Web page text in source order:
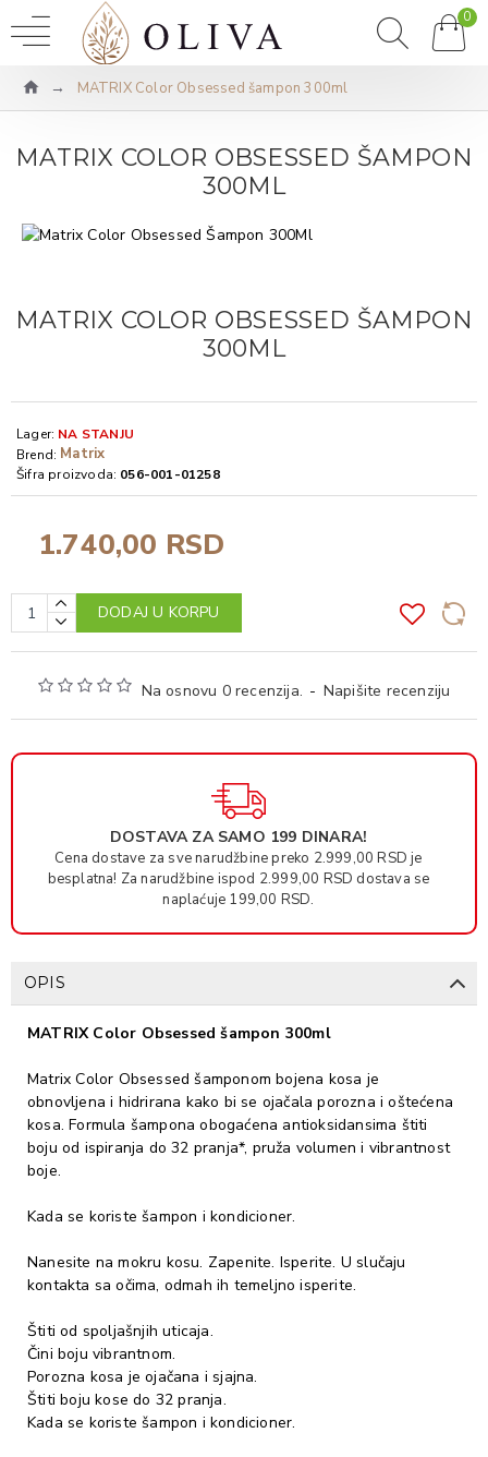
0
MATRIX Color Obsessed šampon 300ml
MATRIX COLOR OBSESSED ŠAMPON
300ML
MATRIX COLOR OBSESSED ŠAMPON
300ML
Na osnovu 0 recenzija. - Napišite recenziju
1.740,00 RSD
Lager: NA STANJU
Brend: Matrix
Šifra proizvoda: 056-001-01258
DODAJ U KORPU
DOSTAVA ZA SAMO 199 DINARA!
Cena dostave za sve narudžbine preko 2.999,00 RSD je
besplatna! Za narudžbine ispod 2.999,00 RSD dostava se
naplaćuje 199,00 RSD.
OPIS
MATRIX Color Obsessed šampon 300ml
Matrix Color Obsessed šamponom bojena kosa je
obnovljena i hidrirana kako bi se ojačala porozna i oštećena
kosa. Formula šampona obogaćena antioksidansima štiti
boju od ispiranja do 32 pranja*, pruža volumen i vibrantnost
boje.
Kada se koriste šampon i kondicioner.
Nanesite na mokru kosu. Zapenite. Isperite. U slučaju
kontakta sa očima, odmah ih temeljno isperite.
Štiti od spoljašnjih uticaja.
Čini boju vibrantnom.
Porozna kosa je ojačana i sjajna.
Štiti boju kose do 32 pranja.
Kada se koriste šampon i kondicioner.